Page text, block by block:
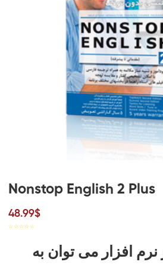
Nonstop English 2 Plus
48.99$
☆
☆
☆
☆
☆
نرم افزار می توان به